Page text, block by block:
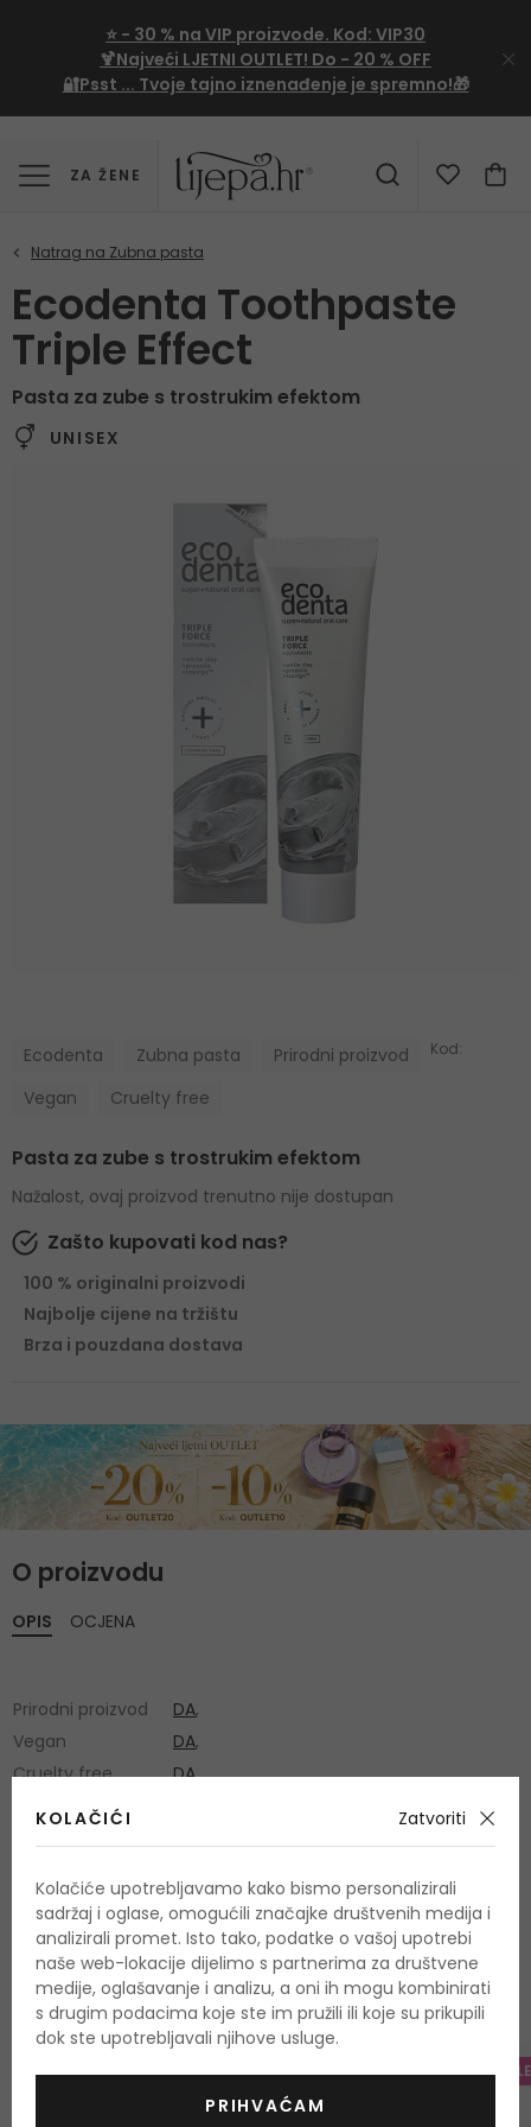
⭐ - 30 % na VIP proizvode. Kod: VIP30
🍹Najveći LJETNI OUTLET! Do - 20 % OFF
🔐Psst ... Tvoje tajno iznenađenje je spremno!🎁
ZA ŽENE
Ecodenta Toothpaste
Triple Effect
Pasta za zube s trostrukim efektom
UNISEX
Ecodenta Zubna pasta
Prirodni proizvod
Vegan
Cruelty free
Kod:
Pasta za zube s trostrukim efektom
Nažalost, ovaj proizvod trenutno nije dostupan
Zašto kupovati kod nas?
100 % originalni proizvodi
Najbolje cijene na tržištu
Brza i pouzdana dostava
O proizvodu
OPIS
Prirodni proizvod DA,
Vegan
DA,
Cruelty free
DA,
OCJENA
OSTALI PROIZVODI IZ ASORTIMANA
Ecodenta Toothpaste
-10%. KOD: OUTLET10 -20%. KOD:
KOLAČIĆI Zatvoriti
Kolačiće upotrebljavamo kako bismo personalizirali
sadržaj i oglase, omogućili značajke društvenih medija i
analizirali promet. Isto tako, podatke o vašoj upotrebi
naše web-lokacije dijelimo s partnerima za društvene
medije, oglašavanje i analizu, a oni ih mogu kombinirati
s drugim podacima koje ste im pružili ili koje su prikupili
dok ste upotrebljavali njihove usluge.
PRIHVAĆAM